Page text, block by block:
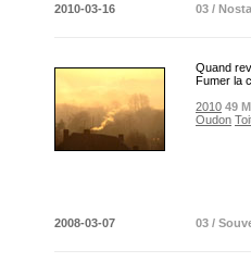
2010-03-16
03 /
Quand
Fumer la
2010 49
Oudon
2008-03-07
03 /